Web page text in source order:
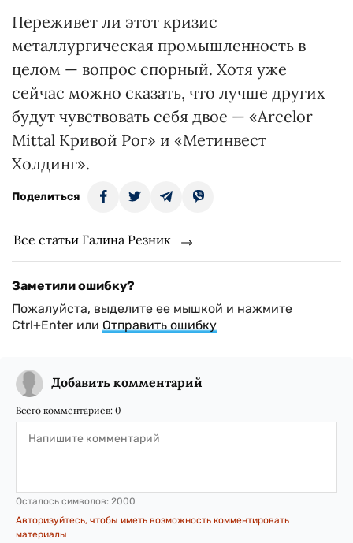
Переживет ли этот кризис
металлургическая промышленность в
целом — вопрос спорный. Хотя уже
сейчас можно сказать, что лучше других
будут чувствовать себя двое — «Arcelor
Mittal Кривой Рог» и «Метинвест
Холдинг».
Поделиться
Все статьи Галина Резник
Заметили ошибку?
Пожалуйста, выделите ее мышкой и нажмите
Ctrl+Enter или Отправить ошибку
Добавить комментарий
Всего комментариев: 0
Осталось символов: 2000
Авторизуйтесь, чтобы иметь возможность комментировать
материалы